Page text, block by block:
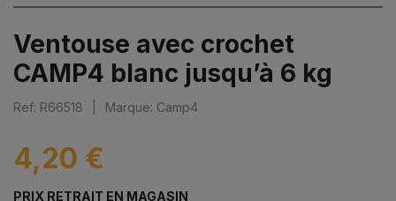
Ventouse avec crochet
CAMP4 blanc jusqu’à 6 kg
Ref: R66518 Marque: Camp4
4,20 €
PRIX RETRAIT EN MAGASIN